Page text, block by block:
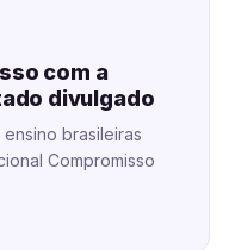
com a
divulgado
brasileiras
Compromisso